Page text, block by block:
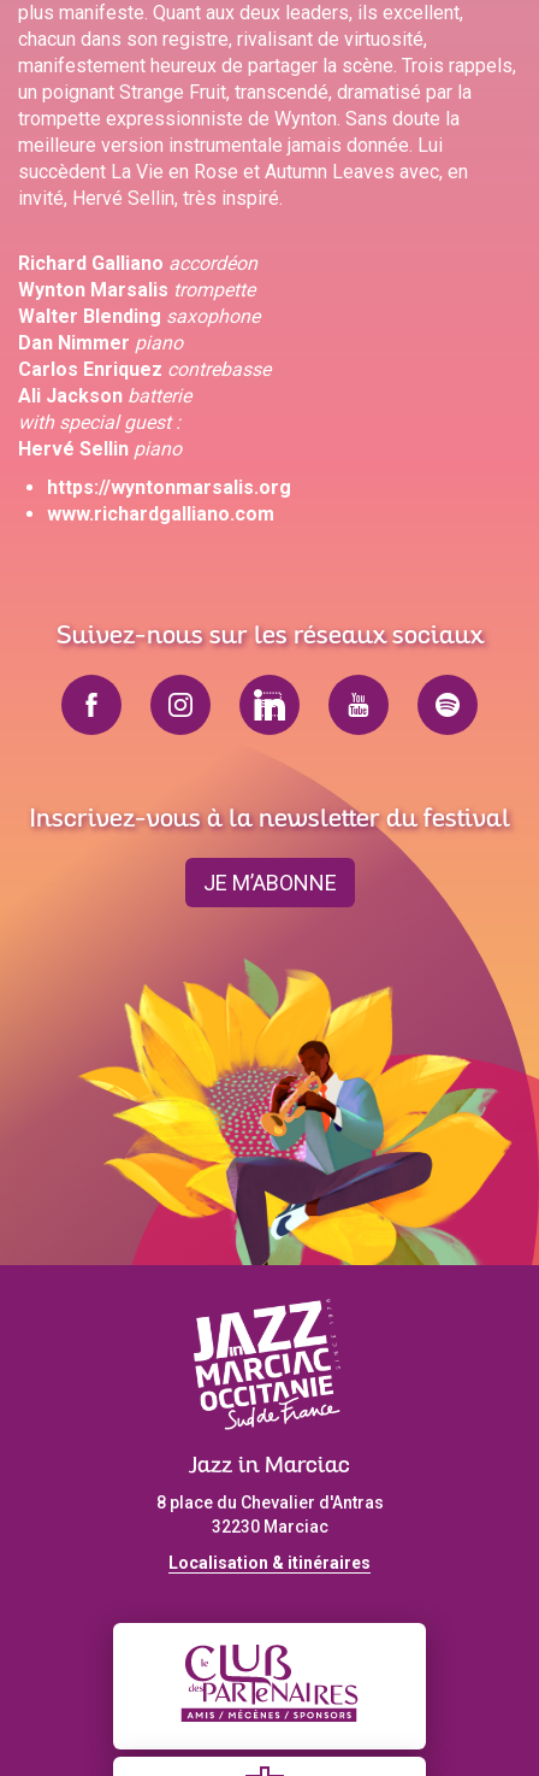
plus manifeste. Quant aux deux leaders, ils excellent,
chacun dans son registre, rivalisant de virtuosité,
manifestement heureux de partager la scène. Trois rappels,
un poignant Strange Fruit, transcendé, dramatisé par la
trompette expressionniste de Wynton. Sans doute la
meilleure version instrumentale jamais donnée. Lui
succèdent La Vie en Rose et Autumn Leaves avec, en
invité, Hervé Sellin, très inspiré.
Richard Galliano accordéon
Wynton Marsalis trompette
Walter Blending saxophone
Dan Nimmer piano
Carlos Enriquez contrebasse
Ali Jackson batterie
with special guest :
Hervé Sellin piano
https://wyntonmarsalis.org
www.richardgalliano.com
Suivez-nous sur les réseaux sociaux
Inscrivez-vous à la newsletter du festival
JE M’ABONNE
Jazz in Marciac
8 place du Chevalier d'Antras
32230 Marciac
Localisation & itinéraires